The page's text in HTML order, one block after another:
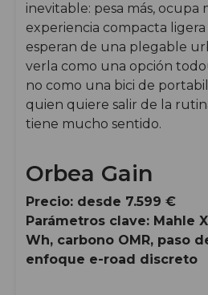
inevitable: pesa más, ocupa
experiencia compacta
esperan de una plegable
verla como una opción
no como una bici de
quien quiere salir de la
tiene mucho sentido.
Orbea Gain
Precio: desde 7.599 €
Parámetros clave: Mahle
Wh, carbono OMR, paso
enfoque e-road discreto